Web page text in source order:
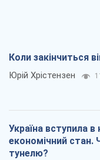
Коли закінчиться
Юрій Хрістензен
Україна вступила
економічний стан.
тунелю?